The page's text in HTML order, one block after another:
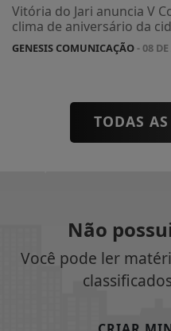
Vitória do Jari anuncia V
clima de aniversário da
GENESIS COMUNICAÇÃO- 08
TODAS
Não
Você pode ler